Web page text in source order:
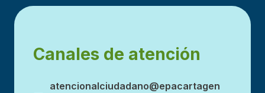
Canales de atención
atencionalciudadano@epacartagen